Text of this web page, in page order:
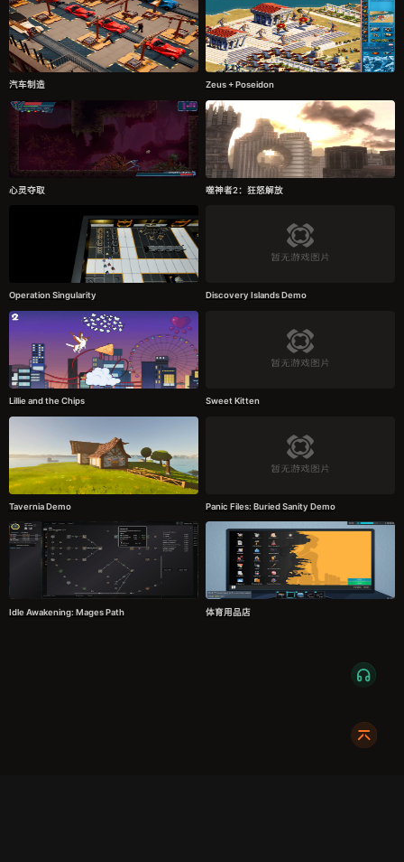
汽车制造 Zeus + Poseidon
心灵夺取 噬神者2：狂怒解放
Operation Singularity Discovery Islands Demo
Lillie and the Chips Sweet Kitten
Tavernia Demo Panic Files: Buried Sanity Demo
Idle Awakening: Mages Path 体育用品店